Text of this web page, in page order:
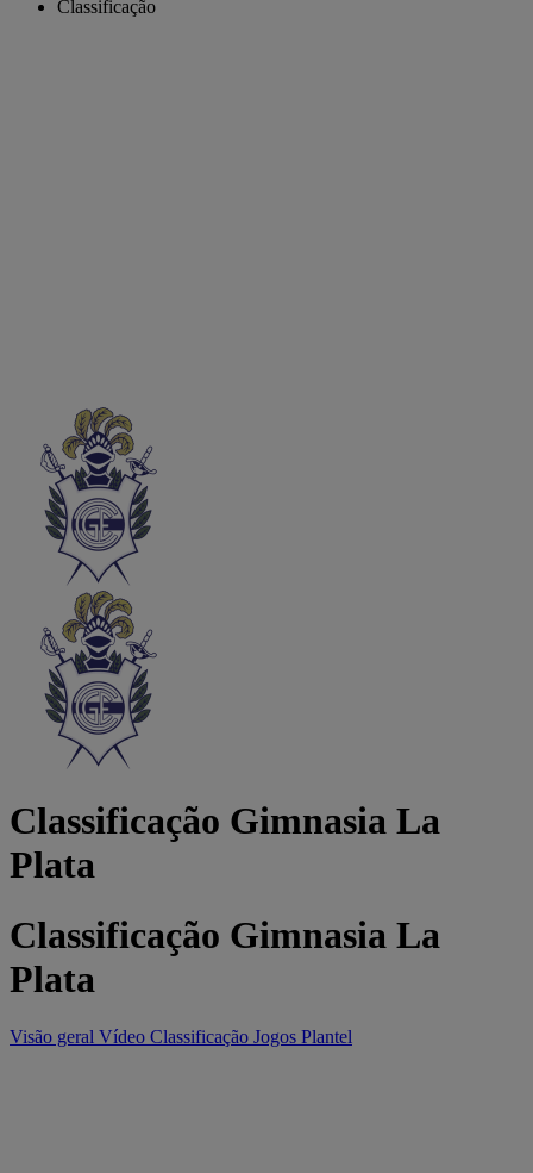
Classificação
Classificação Gimnasia La
Plata
Classificação Gimnasia La
Plata
Visão geral Vídeo Classificação Jogos Plantel